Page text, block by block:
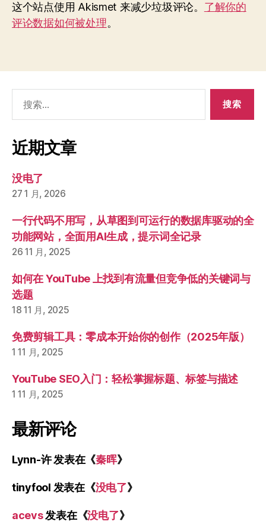
这个站点使用 Akismet 来减少垃圾评论。 了解你的
评论数据如何被处理。
索：
近期文章
没电了
27 1 月, 2026
一行代码不用写，从草图到可运行的数据库驱动的全
功能网站，全面用AI生成，提示词全记录
26 11 月, 2025
如何在 YouTube 上找到有流量但竞争低的关键词与
选题
18 11 月, 2025
免费剪辑工具：零成本开始你的创作（2025年版）
1 11 月, 2025
YouTube SEO入门：轻松掌握标题、标签与描述
1 11 月, 2025
最新评论
Lynn-许发表在《秦晖》
tinyfool 发表在《没电了》
acevs发表在《没电了》